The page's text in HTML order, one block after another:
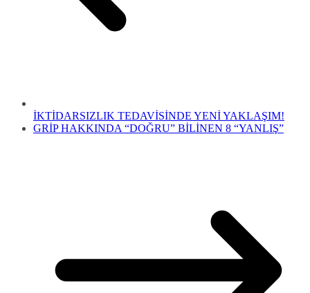
İKTİDARSIZLIK TEDAVİSİNDE YENİ YAKLAŞIM!
GRİP HAKKINDA “DOĞRU” BİLİNEN 8 “YANLIŞ”